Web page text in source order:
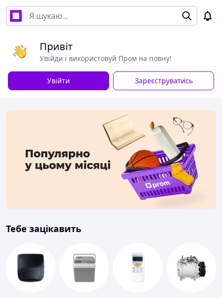
Привіт
Увійди і використовуй Пром на повну!
Увійти Зареєструватись
Тебе зацікавить